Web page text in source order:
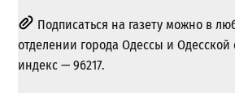
Подписаться на газету можно в
отделении города Одессы и Одесской
индекс — 96217.